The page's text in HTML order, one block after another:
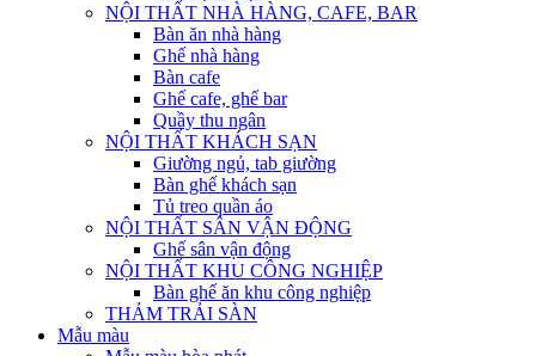
NỘI THẤT NHÀ HÀNG, CAFE, BAR
Bàn ăn nhà hàng
Ghế nhà hàng
Bàn cafe
Ghế cafe, ghế bar
Quầy thu ngân
NỘI THẤT KHÁCH SẠN
Giường ngủ, tab giường
Bàn ghế khách sạn
Tủ treo quần áo
NỘI THẤT SÂN VẬN ĐỘNG
Ghế sân vận động
NỘI THẤT KHU CÔNG NGHIỆP
Bàn ghế ăn khu công nghiệp
THẢM TRẢI SÀN
Mẫu màu